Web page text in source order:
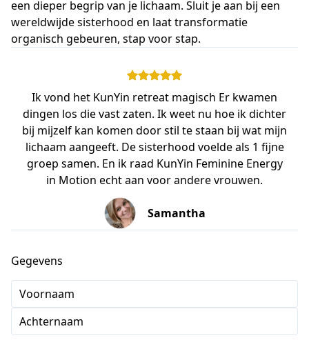
een dieper begrip van je lichaam. Sluit je aan bij een
wereldwijde sisterhood en laat transformatie
organisch gebeuren, stap voor stap.
Ik vond het KunYin retreat magisch Er kwamen
dingen los die vast zaten. Ik weet nu hoe ik dichter
bij mijzelf kan komen door stil te staan bij wat mijn
lichaam aangeeft. De sisterhood voelde als 1 fijne
groep samen. En ik raad KunYin Feminine Energy
in Motion echt aan voor andere vrouwen.
Samantha
Gegevens
Voornaam
Achternaam